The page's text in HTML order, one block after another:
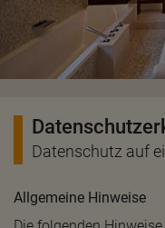
Datenschutz auf
Allgemeine Hinweise